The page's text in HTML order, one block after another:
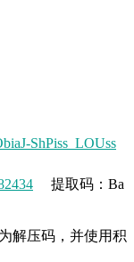
ShPiss_LOUss
提取码：Ba
解压码，并使用积